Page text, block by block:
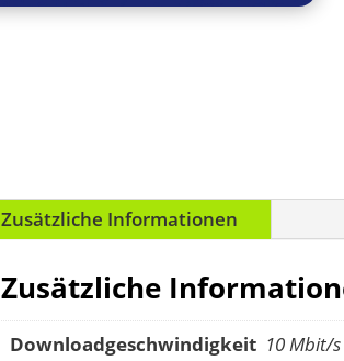
Zusätzliche Informationen
Zusätzliche
Downloadgeschwindigkeit 10 Mbit/s